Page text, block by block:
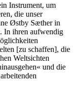
Instrument, um
die unser
Østby Sæther in
In ihren aufwendig
[zu schaffen], die
Weltsichten
und die